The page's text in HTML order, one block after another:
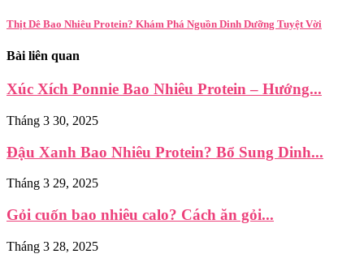
Thịt Dê Bao Nhiêu Protein? Khám Phá Nguồn Dinh Dưỡng Tuyệt Vời
Bài liên quan
Xúc Xích Ponnie Bao Nhiêu Protein – Hướng...
Tháng 3 30, 2025
Đậu Xanh Bao Nhiêu Protein? Bổ Sung Dinh...
Tháng 3 29, 2025
Gỏi cuốn bao nhiêu calo? Cách ăn gỏi...
Tháng 3 28, 2025